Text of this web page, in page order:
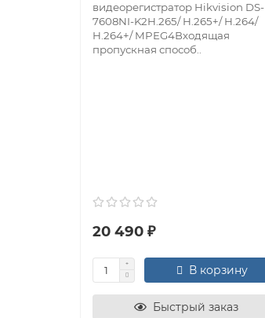
видеорегистратор Hikvision DS-
7608NI-K2H.265/ H.265+/ H.264/
H.264+/ MPEG4Входящая
пропускная способ..
20 490 ₽
В корзину
Быстрый заказ